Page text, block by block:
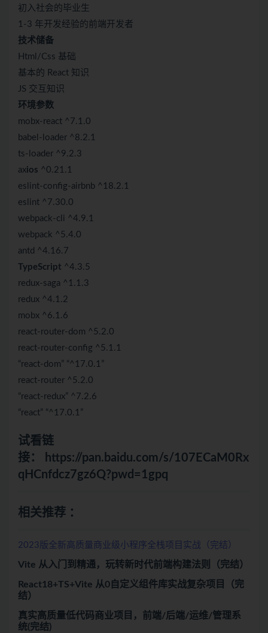
初入社会的毕业生
1-3 年开发经验的前端开发者
技术储备
Html/Css 基础
基本的 React 知识
JS 交互知识
环境参数
mobx-react ^7.1.0
babel-loader ^8.2.1
ts-loader ^9.2.3
axios ^0.21.1
eslint-config-airbnb ^18.2.1
eslint ^7.30.0
webpack-cli ^4.9.1
webpack ^5.4.0
antd ^4.16.7
TypeScript ^4.3.5
redux-saga ^1.1.3
redux ^4.1.2
mobx ^6.1.6
react-router-dom ^5.2.0
react-router-config ^5.1.1
“react-dom” “^17.0.1”
react-router ^5.2.0
“react-redux” ^7.2.6
“react” “^17.0.1”
试看链
接：
https://pan.baidu.com/s/107ECaM0Rx
qHCnfdcz7gz6Q?pwd=1gpq
相关推荐 ：
2023版全新高质量商业级小程序全栈项目实战（完结）
Vite 从入门到精通，玩转新时代前端构建法则（完结）
React18+TS+Vite 从0自定义组件库实战复杂项目（完
结）
真实高质量低代码商业项目，前端/后端/运维/管理系
统(完结)